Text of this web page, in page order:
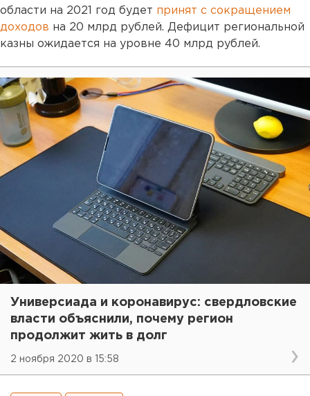
области на 2021 год будет принят с сокращением
доходов на 20 млрд рублей. Дефицит региональной
казны ожидается на уровне 40 млрд рублей.
Универсиада и коронавирус: свердловские
власти объяснили, почему регион
продолжит жить в долг
2 ноября 2020 в 15:58